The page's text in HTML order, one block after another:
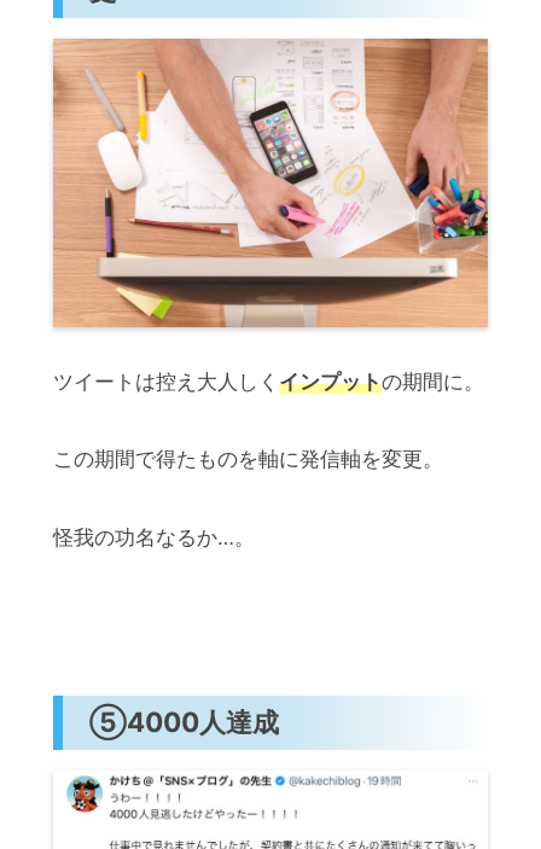
ツイートは控え大人しく インプットの期間に。
この期間で得たものを軸に発信軸を変更。
怪我の功名なるか…。
⑤4000人達成